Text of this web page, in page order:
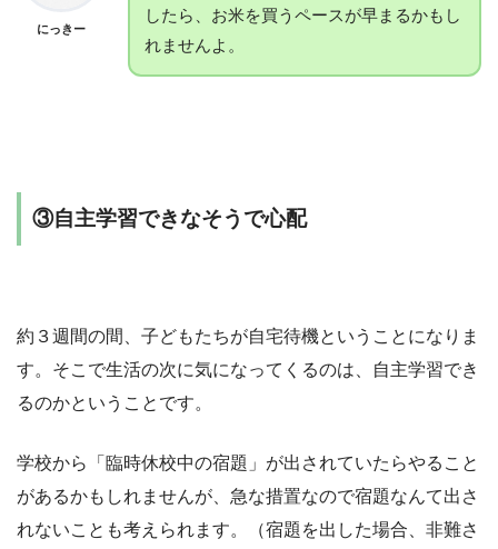
にっきー
したら、お米を買うペースが早まるかもし
れませんよ。
③自主学習できなそうで心配
約３週間の間、子どもたちが自宅待機ということになりま
す。そこで生活の次に気になってくるのは、自主学習でき
るのかということです。
学校から「臨時休校中の宿題」が出されていたらやること
があるかもしれませんが、急な措置なので宿題なんて出さ
れないことも考えられます。（宿題を出した場合、非難さ